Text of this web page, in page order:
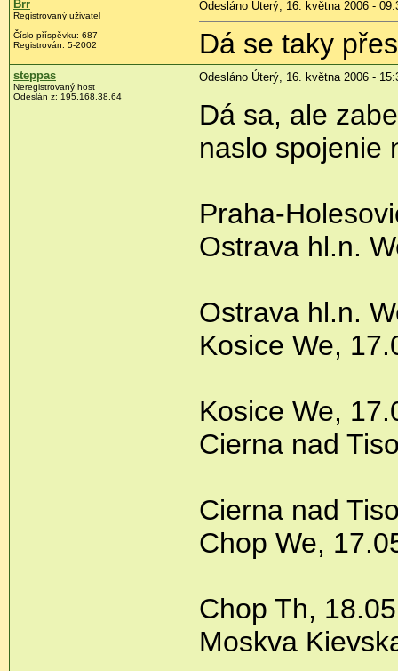
Brr
Registrovaný uživatel
Číslo příspěvku: 687
Registrován: 5-2002
Odesláno Úterý, 16. května 2006 -
Dá se taky
steppas
Neregistrovaný host
Odeslán z: 195.168.38.64
Odesláno Úterý, 16. května 2006 -
Dá sa, ale
naslo spojenie
Praha-
Ostrava hl.n.
Ostrava hl.n.
Kosice We,
Kosice We,
Cierna nad
Cierna nad
Chop We,
Chop Th,
Moskva